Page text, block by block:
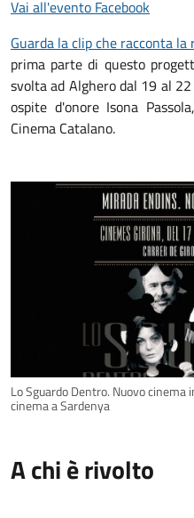
Vai all'evento Facebook
Guarda la clip che racconta
prima parte di questo
svolta ad Alghero dal 19 al
ospite d'onore Isona
Cinema Catalano.
Lo Sguardo Dentro. Nuovo cinema
cinema a Sardenya
A chi è rivolto